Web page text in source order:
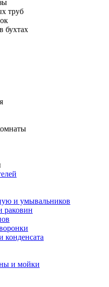
труб
бухтах
и умывальников
раковин
конденсата
и мойки